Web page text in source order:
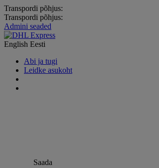
Transpordi põhjus:
Transpordi põhjus:
Admini seaded
English Eesti
Abi ja tugi
Leidke asukoht
Saada